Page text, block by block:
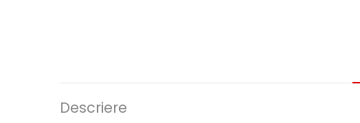
Descriere